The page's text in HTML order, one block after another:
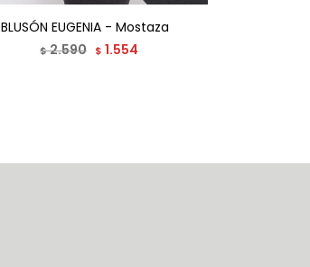
BLUSÓN EUGENIA - Mostaza
$2.590 $ 1.554